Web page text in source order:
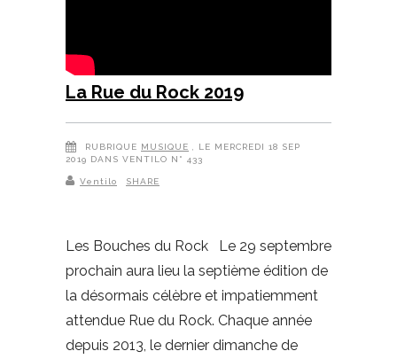
La Rue du Rock 2019
RUBRIQUE MUSIQUE , LE MERCREDI 18 SEP
2019 DANS VENTILO N° 433
Ventilo SHARE
Les Bouches du Rock Le 29 septembre
prochain aura lieu la septième édition de
la désormais célèbre et impatiemment
attendue Rue du Rock. Chaque année
depuis 2013, le dernier dimanche de